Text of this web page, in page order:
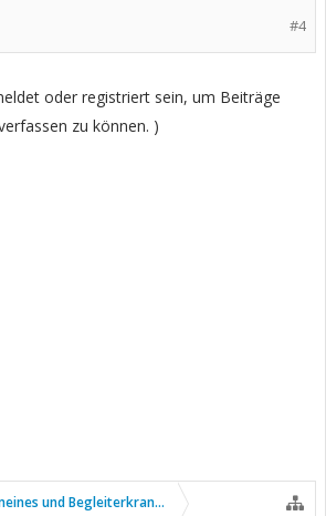
#4
oder registriert sein, um Beiträge
zu können. )
und Begleiterkrankungen